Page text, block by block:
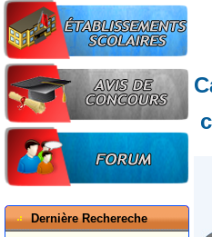
Dernière Rechereche